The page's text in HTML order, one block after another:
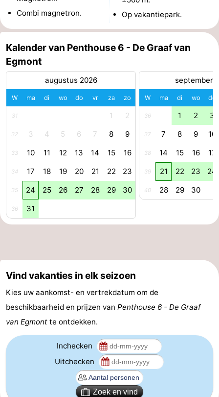
Leiden
Bollenstreek
Natuur
Duin
-
Katwijk
-
Den
Haag
Rotterdam
Rockanje
Weer
Contact
Combi magnetron.
Op vakantiepark.
Kalender van Penthouse 6 - De Graaf van
Egmont
augustus 2026
W ma di wo do vr za zo
31 1 2
32 3 4 5 6 7 8 9
33 10 11 12 13 14 15 16
34 17 18 19 20 21 22 23
35 24 25 26 27 28 29 30
36 31
september
W ma di wo do
36 1 2 3
37 7 8 9 10
38 14 15 16 17
39 21 22 23 24
40 28 29 30
Vind vakanties in elk seizoen
Kies uw aankomst- en vertrekdatum om de
beschikbaarheid en prijzen van Penthouse 6 - De Graaf
van Egmont te ontdekken.
Inchecken
Uitchecken
Zoek en vind